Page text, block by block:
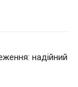
надійний